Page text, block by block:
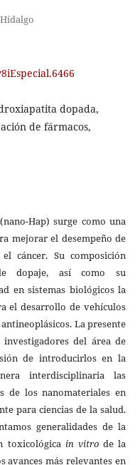
dopada,
de fármacos,
Hap) surge como una
mejorar el desempeño de
cáncer. Su composición
dopaje, así como su
en sistemas biológicos la
el desarrollo de vehículos
La presente
del área de
de introducirlos en la
interdisciplinaria las
de los nanomateriales en
para ciencias de la salud.
generalidades de la
toxicológica in vitrode la
avances más relevantes en